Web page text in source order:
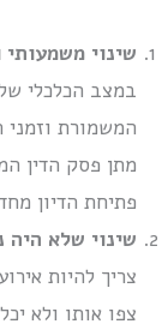
שינוי משמעותי
במצב הכלכלי
המשמורת
מתן פסק הדין
פתיחת הדיון
שינוי שלא היה
צריך להיות
צפו אותו ולא